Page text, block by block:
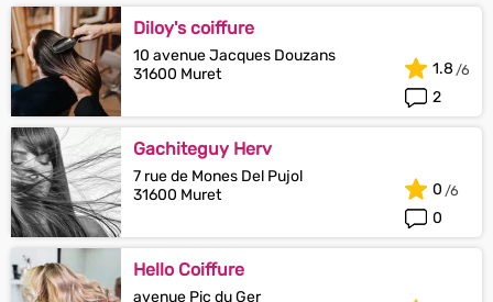
Diloy's coiffure
10 avenue Jacques Douzans
31600 Muret
2
1.8
Gachiteguy Herv
7 rue de Mones Del Pujol
31600 Muret
0
0
Hello Coiffure
avenue Pic du Ger